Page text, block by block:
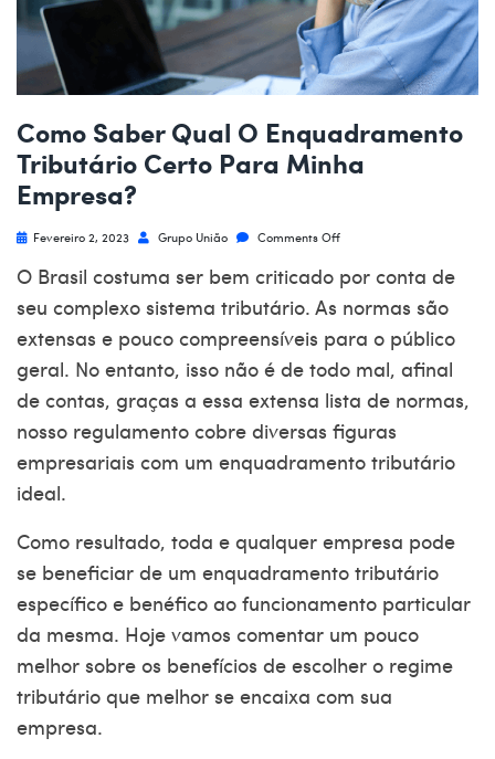
Como Saber Qual O Enquadramento
Tributário Certo Para Minha
Empresa?
Fevereiro 2, 2023 Grupo União Comments Off
O Brasil costuma ser bem criticado por conta de
seu complexo sistema tributário. As normas são
extensas e pouco compreensíveis para o público
geral. No entanto, isso não é de todo mal, afinal
de contas, graças a essa extensa lista de normas,
nosso regulamento cobre diversas figuras
empresariais com um enquadramento tributário
ideal.
Como resultado, toda e qualquer empresa pode
se beneficiar de um enquadramento tributário
específico e benéfico ao funcionamento particular
da mesma. Hoje vamos comentar um pouco
melhor sobre os benefícios de escolher o regime
tributário que melhor se encaixa com sua
empresa.